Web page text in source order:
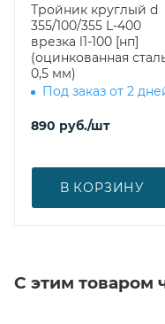
Тройник круглый d
355/100/355 L-400
врезка l1-100 [нп]
(оцинкованная
0,5 мм)
Под заказ от 2
890 руб./шт
В КОРЗИНУ
С этим товаром